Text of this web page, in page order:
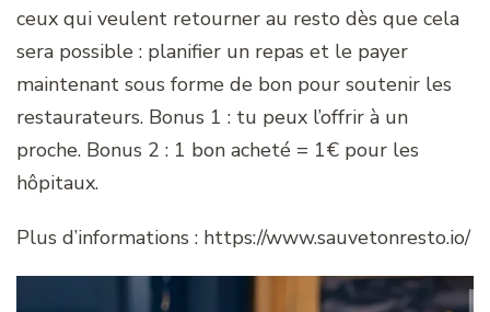
ceux qui veulent retourner au resto dès que cela
sera possible : planifier un repas et le payer
maintenant sous forme de bon pour soutenir les
restaurateurs. Bonus 1 : tu peux l’offrir à un
proche. Bonus 2 : 1 bon acheté = 1€ pour les
hôpitaux.
Plus d’informations : https://www.sauvetonresto.io/